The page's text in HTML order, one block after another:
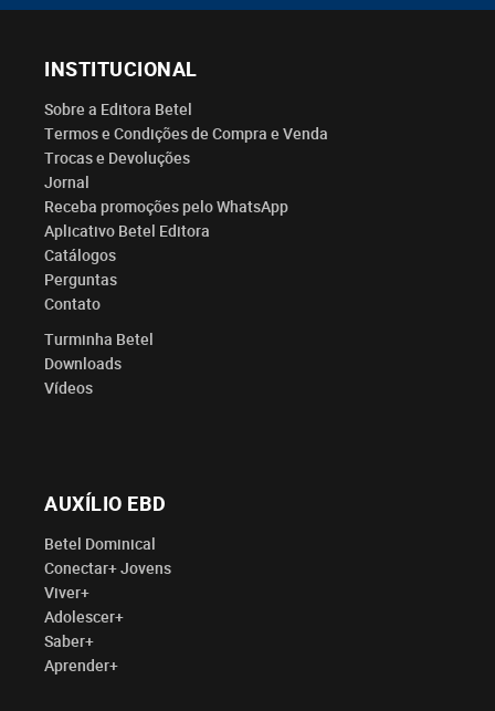
INSTITUCIONAL
Sobre a Editora Betel
Termos e Condições de Compra e Venda
Trocas e Devoluções
Jornal
Receba promoções pelo WhatsApp
Aplicativo Betel Editora
Catálogos
Perguntas
Contato
Turminha Betel
Downloads
Vídeos
AUXÍLIO EBD
Betel Dominical
Conectar+ Jovens
Viver+
Adolescer+
Saber+
Aprender+